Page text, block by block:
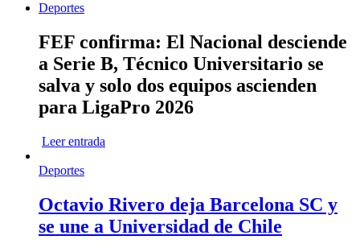
Deportes
FEF confirma: El Nacional desciende
a Serie B, Técnico Universitario se
salva y solo dos equipos ascienden
para LigaPro 2026
Leer entrada
Deportes
Octavio Rivero deja Barcelona SC y
se une a Universidad de Chile